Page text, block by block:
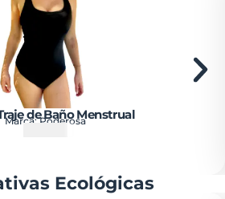
de Baño Menstrual
Marca:Poderosa
Ecológicas